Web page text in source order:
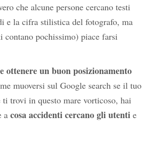
che alcune persone cercano testi
e la cifra stilistica del fotografo, ma
contano pochissimo) piace farsi
ottenere un buon posizionamento
muoversi sul Google search se il tuo
trovi in questo mare vorticoso, hai
a cosa accidenti cercano gli utenti e